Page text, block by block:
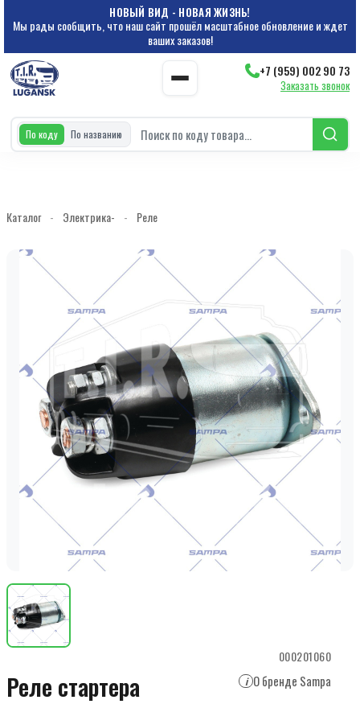
НОВЫЙ ВИД - НОВАЯ ЖИЗНЬ!
Мы рады сообщить, что наш сайт прошёл масштабное обновление и ждет
ваших заказов!
+7 (959) 002 90 73
Заказать звонок
По коду По названию
Каталог - Электрика- - Реле
000201060
Реле стартера i О бренде Sampa